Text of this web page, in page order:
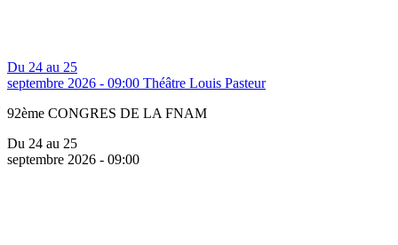
Du 24 au 25
septembre 2026 - 09:00 Théâtre Louis Pasteur
92ème CONGRES DE LA FNAM
Du 24 au 25
septembre 2026 - 09:00